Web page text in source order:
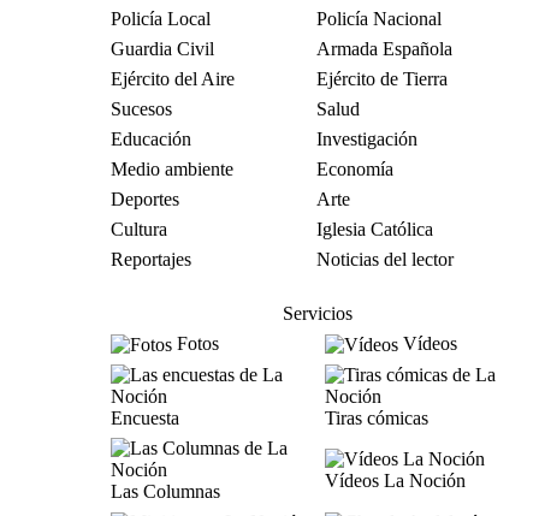
Policía Local
Policía Nacional
Guardia Civil
Armada Española
Ejército del Aire
Ejército de Tierra
Sucesos
Salud
Educación
Investigación
Medio ambiente
Economía
Deportes
Arte
Cultura
Iglesia Católica
Reportajes
Noticias del lector
Servicios
Fotos
Vídeos
Encuesta Tiras cómicas
Las Columnas
Vídeos La Noción